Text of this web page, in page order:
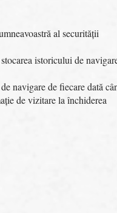
al securității
istoricului de
navigare de fiecare dată
de vizitare la închiderea